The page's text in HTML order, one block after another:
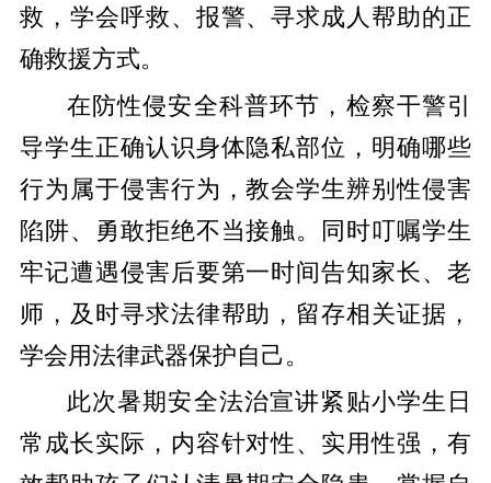
救，学会呼救、报警、寻求成人帮助的正
确救援方式。
在防性侵安全科普环节，检察干警引
导学生正确认识身体隐私部位，明确哪些
行为属于侵害行为，教会学生辨别性侵害
陷阱、勇敢拒绝不当接触。同时叮嘱学生
牢记遭遇侵害后要第一时间告知家长、老
师，及时寻求法律帮助，留存相关证据，
学会用法律武器保护自己。
此次暑期安全法治宣讲紧贴小学生日
常成长实际，内容针对性、实用性强，有